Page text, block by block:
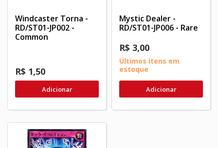
Windcaster Torna -
RD/ST01-JP002 -
Common
R$ 1,50
Adicionar
Mystic Dealer -
RD/ST01-JP006 - Rare
R$ 3,00
Últimos itens em
estoque
Adicionar